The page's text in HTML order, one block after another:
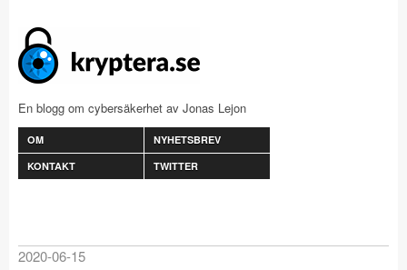
En blogg om cybersäkerhet av Jonas Lejon
OM
NYHETSBREV
KONTAKT
TWITTER
2020-06-15